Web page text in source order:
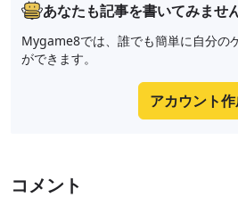
あなたも記事を書いてみませ
Mygame8では、誰でも簡単に自分の
ができます。
アカウント
コメント